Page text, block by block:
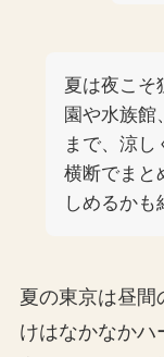
夏は夜こそ
園や水族館
まで、涼
横断でまと
しめるかも
夏の東京は昼間
けはなかなかハ